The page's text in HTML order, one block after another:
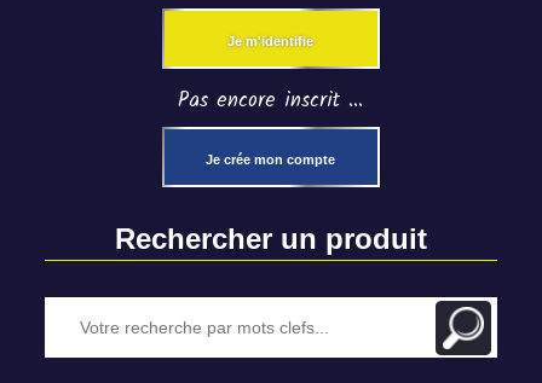
Je m'identifie
Pas encore inscrit ...
Je crée mon compte
Rechercher un produit